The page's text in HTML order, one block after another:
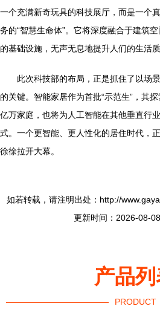
一个充满新奇玩具的科技展厅，而是一个
务的“智慧生命体”。它将深度融合于建筑
的基础设施，无声无息地提升人们的生活
此次科技部的布局，正是抓住了以场
的关键。智能家居作为首批“示范生”，其
亿万家庭，也将为人工智能在其他垂直行
式。一个更智能、更人性化的居住时代，
徐徐拉开大幕。
如若转载，请注明出处：http://
更新时间：2026-08-
产品
PRODUCT